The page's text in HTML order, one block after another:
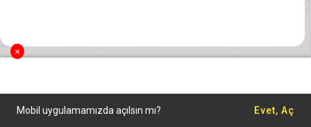
×
Mobil uygulamamızda açılsın mı? Evet, Aç